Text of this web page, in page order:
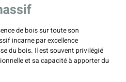
de bois sur toute son
incarne par excellence
du bois. Il est souvent privilégié
et sa capacité à apporter du